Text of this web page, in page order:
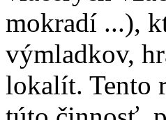
mokradí ...),
výmladkov,
lokalít. Tento